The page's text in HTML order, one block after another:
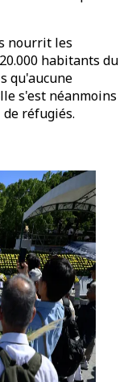
nourrit les
habitants du
qu'aucune
s'est néanmoins
réfugiés.